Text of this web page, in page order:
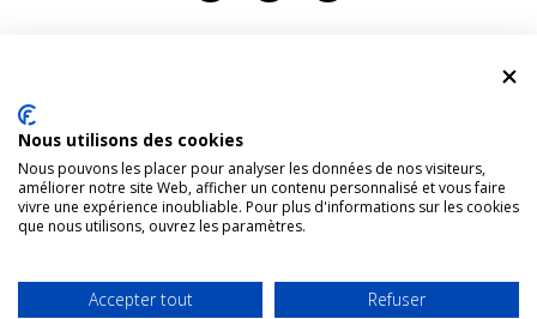
CABINET DENTAIRE
83, AVENUE FOCH. 75116 PARIS
Nous utilisons des cookies
Nous pouvons les placer pour analyser les données de nos visiteurs,
améliorer notre site Web, afficher un contenu personnalisé et vous faire
vivre une expérience inoubliable. Pour plus d'informations sur les cookies
que nous utilisons, ouvrez les paramètres.
Accepter tout Refuser